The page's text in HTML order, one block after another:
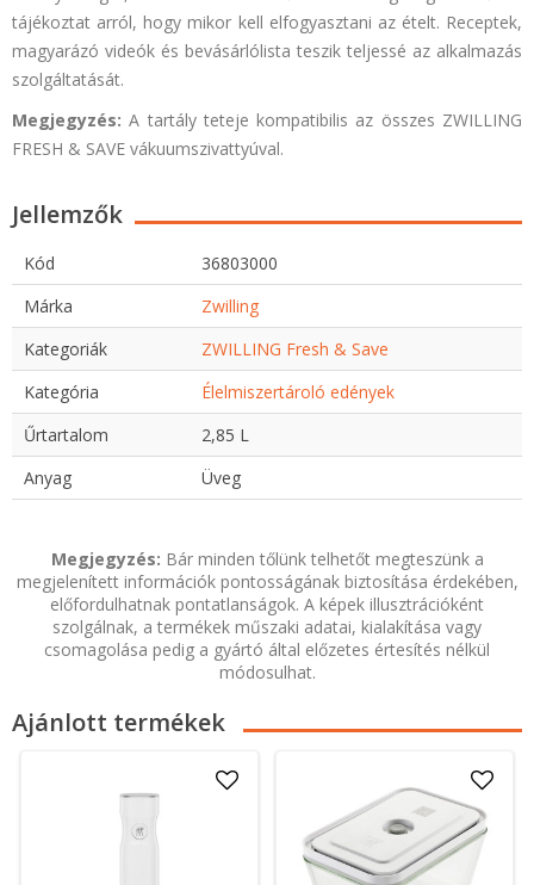
tájékoztat arról, hogy mikor kell elfogyasztani az ételt. Receptek,
magyarázó videók és bevásárlólista teszik teljessé az alkalmazás
szolgáltatását.
Megjegyzés: A tartály teteje kompatibilis az összes ZWILLING
FRESH & SAVE vákuumszivattyúval.
Jellemzők
Kód
36803000
Márka
Zwilling
Kategoriák
ZWILLING Fresh & Save
Kategória
Élelmiszertároló edények
Űrtartalom
2,85 L
Anyag
Üveg
Megjegyzés: Bár minden tőlünk telhetőt megteszünk a
megjelenített információk pontosságának biztosítása érdekében,
előfordulhatnak pontatlanságok. A képek illusztrációként
szolgálnak, a termékek műszaki adatai, kialakítása vagy
csomagolása pedig a gyártó által előzetes értesítés nélkül
módosulhat.
Ajánlott termékek